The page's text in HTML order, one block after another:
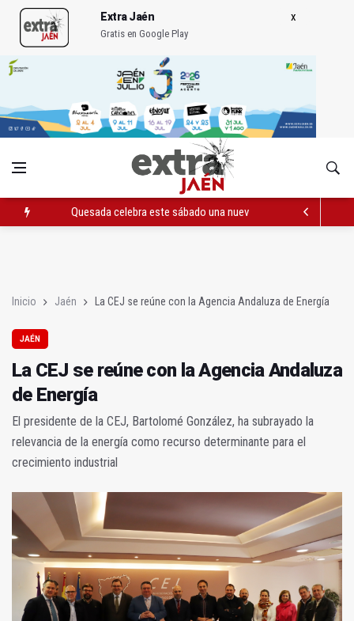
Extra Jaén
Gratis en Google Play
Quesada celebra este sábado una nueva jornada de Orgullo
Inicio Jaén La CEJ se reúne con la Agencia Andaluza de Energía
JAÉN
La CEJ se reúne con la Agencia Andaluza
de Energía
El presidente de la CEJ, Bartolomé González, ha subrayado la
relevancia de la energía como recurso determinante para el
crecimiento industrial